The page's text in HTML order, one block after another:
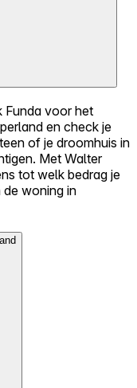
Funda voor het
en check je
of je droomhuis in
Met Walter
tot welk bedrag je
de woning in